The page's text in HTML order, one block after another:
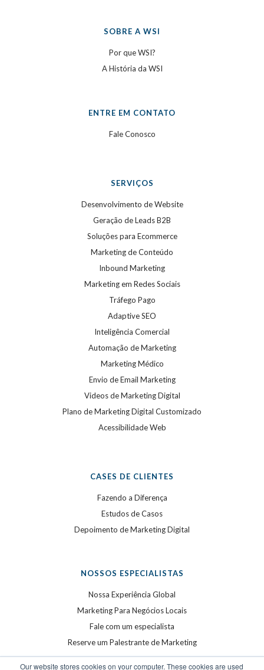
Our website stores cookies on your computer. These cookies are used
SOBRE A WSI
Por que WSI?
A História da WSI
ENTRE EM CONTATO
Fale Conosco
SERVIÇOS
Desenvolvimento de Website
Geração de Leads B2B
Soluções para Ecommerce
Marketing de Conteúdo
Inbound Marketing
Marketing em Redes Sociais
Tráfego Pago
Adaptive SEO
Inteligência Comercial
Automação de Marketing
Marketing Médico
Envio de Email Marketing
Videos de Marketing Digital
Plano de Marketing Digital Customizado
Acessibilidade Web
CASES DE CLIENTES
Fazendo a Diferença
Estudos de Casos
Depoimento de Marketing Digital
NOSSOS ESPECIALISTAS
Nossa Experiência Global
Marketing Para Negócios Locais
Fale com um especialista
Reserve um Palestrante de Marketing